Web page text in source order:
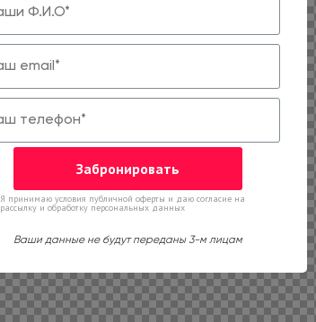
Я принимаю условия публичной оферты и даю согласие на
рассылку и обработку персональных данных
Ваши данные не будут переданы 3-м лицам